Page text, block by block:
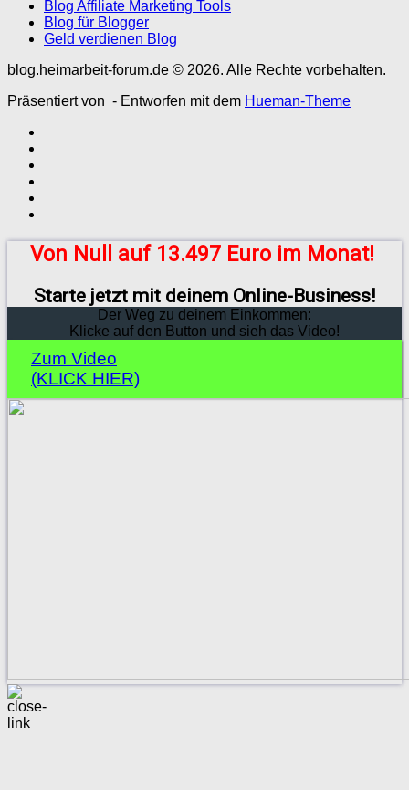
Blog Affiliate Marketing Tools
Blog für Blogger
Geld verdienen Blog
blog.heimarbeit-forum.de © 2026. Alle Rechte vorbehalten.
Präsentiert von - Entworfen mit dem Hueman-Theme
Von Null auf 13.497 Euro im Monat!
Starte jetzt mit deinem Online-Business!
Der Weg zu deinem Einkommen:
Klicke auf den Button und sieh das Video!
Zum Video
(KLICK HIER)